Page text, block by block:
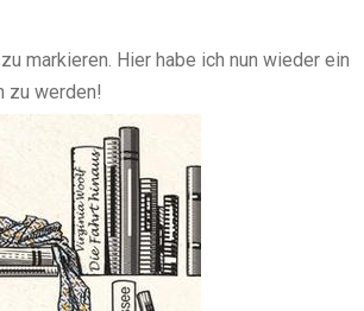
markieren. Hier habe ich nun wieder ein
zu werden!